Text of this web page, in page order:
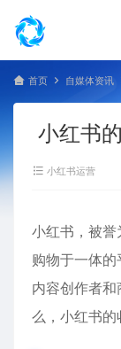
首页 自媒体资讯
小红书
小红书运营
小红书，被誉
购物于一体
内容创作者
么，小红书的